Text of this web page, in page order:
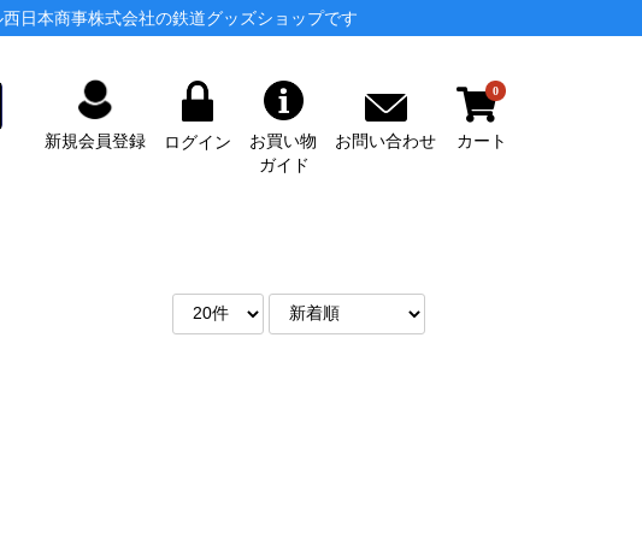
日本商事株式会社の鉄道グッズショップです
新規会員登録 ログイン
お買い物
ガイド
お問い合わせ
0
カート